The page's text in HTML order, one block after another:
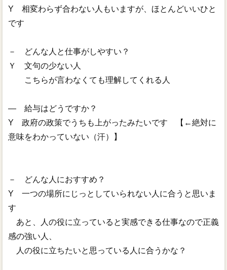
Y 相変わらず合わない人もいますが、ほとんどいいひと
です
－ どんな人と仕事がしやすい？
Ｙ 文句の少ない人
こちらが言わなくても理解してくれる人
― 給与はどうですか？
Y 政府の政策でうちも上がったみたいです 【←絶対に
意味をわかっていない（汗）】
－ どんな人におすすめ？
Y 一つの場所にじっとしていられない人に合うと思いま
す
あと、人の役に立っていると実感できる仕事なので正義
感の強い人、
人の役に立ちたいと思っている人に合うかな？